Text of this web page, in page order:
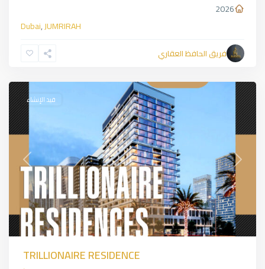
2026
Dubai,JUMRIRAH
فريق الحافظ العقاري
Business
Bay,
Next
قيد الإنشاء
TRILLIONAIRE RESIDENCE